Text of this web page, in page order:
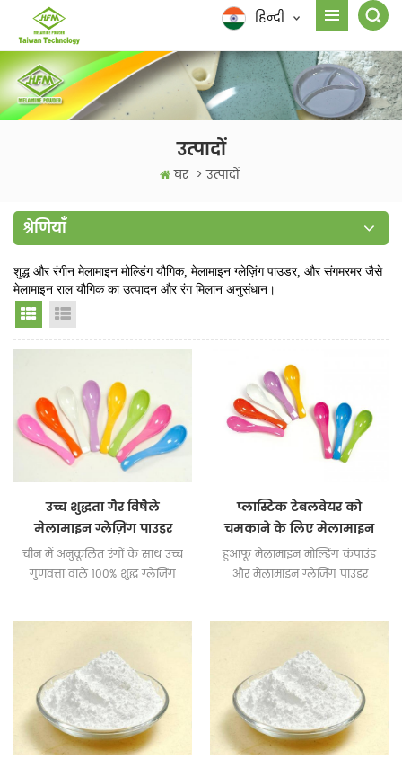
हिन्दी
उत्पादों
घर > उत्पादों
श्रेणियाँ
शुद्ध और रंगीन मेलामाइन मोल्डिंग यौगिक, मेलामाइन ग्लेज़िंग पाउडर, और संगमरमर जैसे
मेलामाइन राल यौगिक का उत्पादन और रंग मिलान अनुसंधान।
Grid View
उच्च शुद्धता गैर विषैले
मेलामाइन ग्लेज़िंग पाउडर
चीन में अनुकूलित रंगों के साथ उच्च
गुणवत्ता वाले 100% शुद्ध ग्लेज़िंग
प्लास्टिक टेबलवेयर को
चमकाने के लिए मेलामाइन
ग्लेज़िंग पाउडर
हुआफू मेलामाइन मोल्डिंग कंपाउंड
और मेलामाइन ग्लेज़िंग पाउडर